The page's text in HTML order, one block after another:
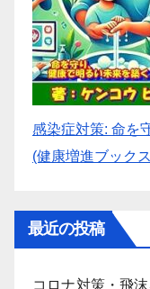
感染症対策: 命を
(健康増進ブック
最近の投稿
コロナ対策・飛